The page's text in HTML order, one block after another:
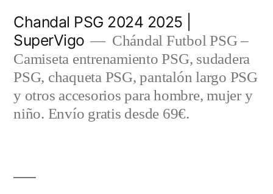
contenido
Chandal PSG 2024 2025 |
SuperVigo
Chándal Futbol PSG –
Camiseta entrenamiento PSG, sudadera
PSG, chaqueta PSG, pantalón largo PSG
y otros accesorios para hombre, mujer y
niño. Envío gratis desde 69€.